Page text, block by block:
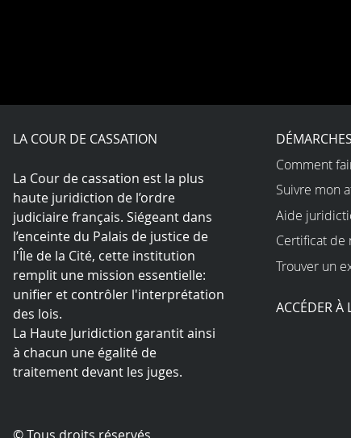
LA COUR DE CASSATION
La Cour de cassation est la plus
haute juridiction de l’ordre
judiciaire français. Siégeant dans
l’enceinte du Palais de justice de
l'Île de la Cité, cette institution
remplit une mission essentielle:
unifier et contrôler l'interprétation
des lois.
La Haute Juridiction garantit ainsi
à chacun une égalité de
traitement devant les juges.
DÉMARCHES
Comment
Suivre mon
Aide
Certificat de
Trouver un
ACCÉDER À